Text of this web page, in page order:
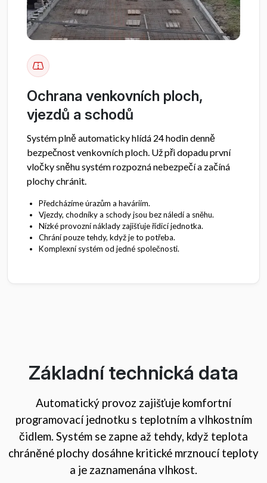
Ochrana venkovních ploch,
vjezdů a schodů
Systém plně automaticky hlídá 24 hodin denně
bezpečnost venkovních ploch. Už při dopadu první
vločky sněhu systém rozpozná nebezpečí a začíná
plochy chránit.
Předcházíme úrazům a haváriím.
Vjezdy, chodníky a schody jsou bez náledí a sněhu.
Nízké provozní náklady zajišťuje řídicí jednotka.
Chrání pouze tehdy, když je to potřeba.
Komplexní systém od jedné společnosti.
Základní technická data
Automatický provoz zajišťuje komfortní
programovací jednotku s teplotním a vlhkostním
čidlem. Systém se zapne až tehdy, když teplota
chráněné plochy dosáhne kritické mrznoucí teploty
a je zaznamenána vlhkost.